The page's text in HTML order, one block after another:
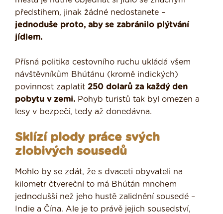
předstihem, jinak žádné nedostanete –
jednoduše proto, aby se zabránilo plýtvání
jídlem.
Přísná politika cestovního ruchu ukládá všem
návštěvníkům Bhútánu (kromě indických)
povinnost zaplatit 250 dolarů za každý den
pobytu v zemi. Pohyb turistů tak byl omezen a
lesy v bezpečí, tedy až donedávna.
Sklízí plody práce svých
zlobivých sousedů
Mohlo by se zdát, že s dvaceti obyvateli na
kilometr čtvereční to má Bhútán mnohem
jednodušší než jeho hustě zalidnění sousedé –
Indie a Čína. Ale je to právě jejich sousedství,